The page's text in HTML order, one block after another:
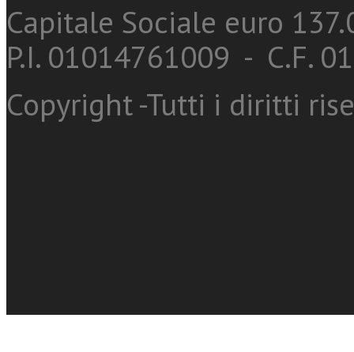
Capitale Sociale euro
P.I. 01014761009 - C.F.
Copyright -Tutti i diritti